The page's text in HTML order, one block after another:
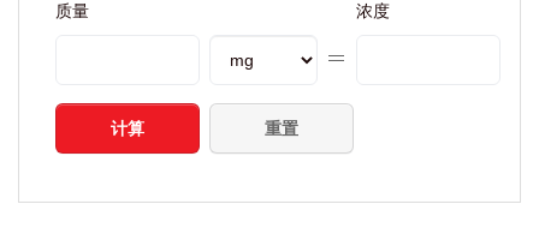
质量 浓度
计算 重置